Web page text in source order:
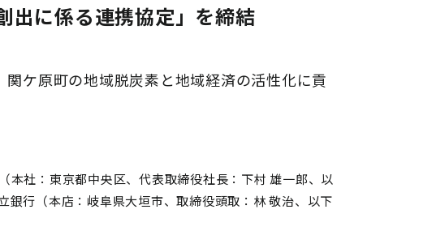
出に係る連携協定」を締結
ケ原町の地域脱炭素と地域経済の活性化に貢
本社：東京都中央区、代表取締役社長：下村 雄一郎、以
行（本店：岐阜県大垣市、取締役頭取：林 敬治、以下